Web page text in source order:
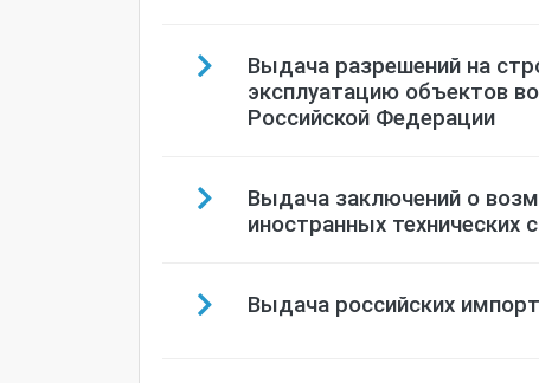
Выдача разрешений на
эксплуатацию объектов
Российской Федерации
Выдача заключений о
иностранных
Выдача российских